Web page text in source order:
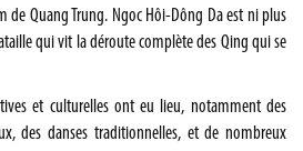
de Quang Trung. Ngoc Hôi-Dông Da est ni plus
qui vit la déroute complète des Qing qui se
et culturelles ont eu lieu, notamment des
des danses traditionnelles, et de nombreux